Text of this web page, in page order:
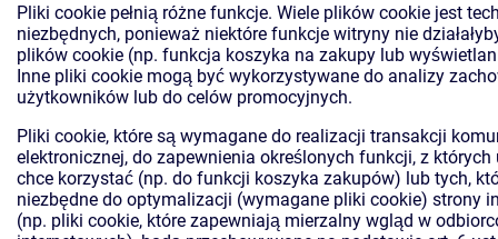
Pliki cookie pełnią różne funkcje. Wiele plików cookie jest
niezbędnych, ponieważ niektóre funkcje witryny nie
plików cookie (np. funkcja koszyka na zakupy lub
Inne pliki cookie mogą być wykorzystywane do analizy
użytkowników lub do celów promocyjnych.
Pliki cookie, które są wymagane do realizacji transakcji
elektronicznej, do zapewnienia określonych funkcji, z
chce korzystać (np. do funkcji koszyka zakupów) lub tych,
niezbędne do optymalizacji (wymagane pliki cookie) strony
(np. pliki cookie, które zapewniają mierzalny wgląd w